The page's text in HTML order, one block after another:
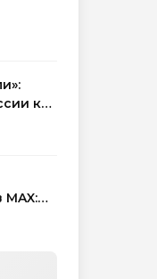
как